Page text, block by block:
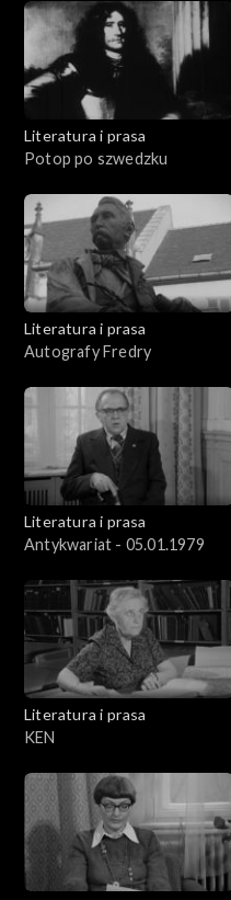
Literatura i prasa
Potop po szwedzku
Literatura i prasa
Autografy Fredry
Literatura i prasa
Antykwariat - 05.01.1979
Literatura i prasa
KEN